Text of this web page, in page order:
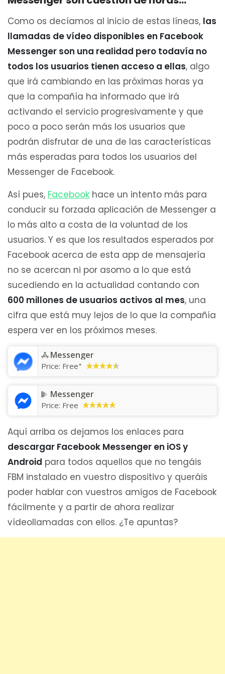
Como os decíamos al inicio de estas líneas, las
llamadas de vídeo disponibles en Facebook
Messenger son una realidad pero todavía no
todos los usuarios tienen acceso a ellas, algo
que irá cambiando en las próximas horas ya
que la compañía ha informado que irá
activando el servicio progresivamente y que
poco a poco serán más los usuarios que
podrán disfrutar de una de las características
más esperadas para todos los usuarios del
Messenger de Facebook.
Así pues, Facebook hace un intento más para
conducir su forzada aplicación de Messenger a
lo más alto a costa de la voluntad de los
usuarios. Y es que los resultados esperados por
Facebook acerca de esta app de mensajería
no se acercan ni por asomo a lo que está
sucediendo en la actualidad contando con
600 millones de usuarios activos al mes, una
cifra que está muy lejos de lo que la compañía
espera ver en los próximos meses.
Messenger
Price: Free+
Messenger
Price: Free
Aquí arriba os dejamos los enlaces para
descargar Facebook Messenger en iOS y
Android para todos aquellos que no tengáis
FBM instalado en vuestro dispositivo y queráis
poder hablar con vuestros amigos de Facebook
fácilmente y a partir de ahora realizar
vídeollamadas con ellos. ¿Te apuntas?